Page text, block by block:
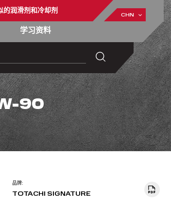
的润滑剂和冷却剂 CHN
学习资料
90
品牌:
TOTACHI SIGNATURE